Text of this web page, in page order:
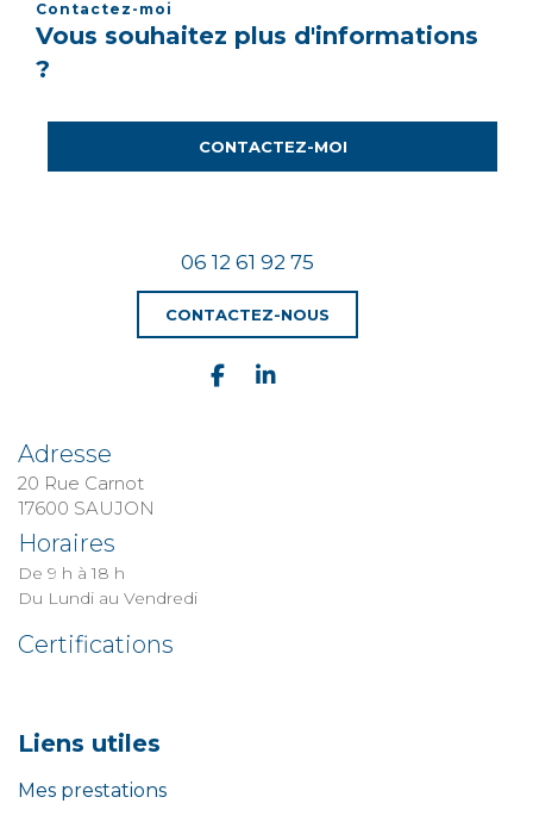
Contactez-moi
Vous souhaitez plus d'informations
?
CONTACTEZ-MOI
06 12 61 92 75
CONTACTEZ-NOUS
Adresse
20 Rue Carnot
​​​​​​​17600 SAUJON
Horaires
De 9 h à 18 h
Du Lundi au Vendredi
Certifications
Liens utiles
Mes prestations